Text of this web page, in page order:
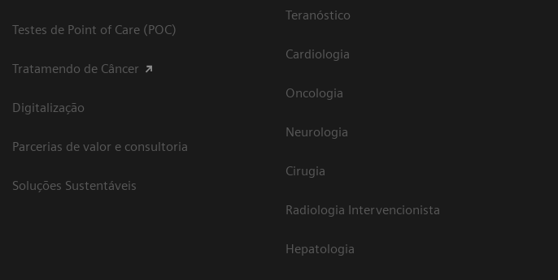
Testes de Point of Care (POC)
Tratamendo de Câncer
Digitalização
Parcerias de valor e consultoria
Soluções Sustentáveis
Teranóstico
Cardiologia
Oncologia
Neurologia
Cirugia
Radiologia Intervencionista
Hepatologia